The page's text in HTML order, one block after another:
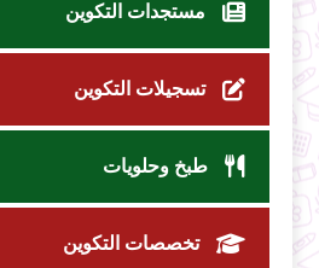
مستجدات التكوين
تسجيلات التكوين
طبخ وحلويات
تخصصات التكوين